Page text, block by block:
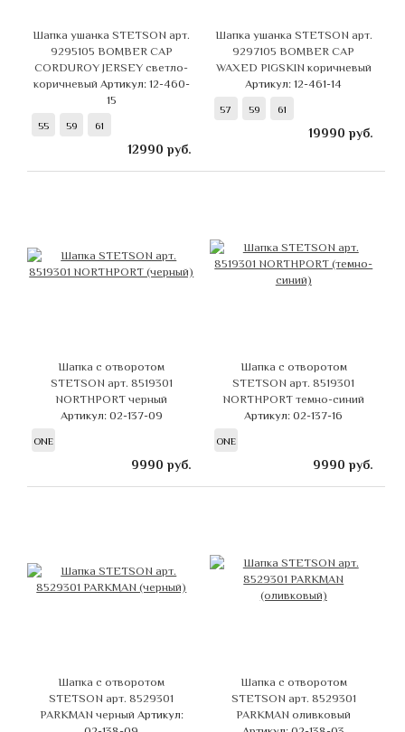
Шапка ушанка STETSON арт.
9295105 BOMBER CAP
CORDUROY JERSEY светло-
коричневый Артикул: 12-460-
15
55 59 61
12990 руб.
Шапка ушанка STETSON арт.
9297105 BOMBER CAP
WAXED PIGSKIN коричневый
Артикул: 12-461-14
57 59 61
19990 руб.
Шапка с отворотом
STETSON арт. 8519301
NORTHPORT черный
Артикул: 02-137-09
ONE
9990 руб.
Шапка с отворотом
STETSON арт. 8519301
NORTHPORT темно-синий
Артикул: 02-137-16
ONE
9990 руб.
Шапка с отворотом
STETSON арт. 8529301
PARKMAN черный Артикул:
Шапка с отворотом
STETSON арт. 8529301
PARKMAN оливковый